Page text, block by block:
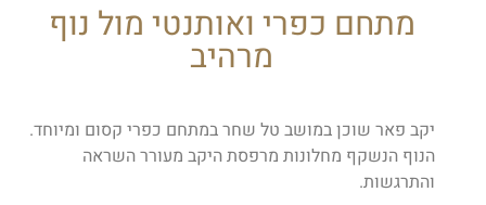
מתחם כפרי ואותנטי מול נוף
מרהיב
יקב פאר שוכן במושב טל שחר במתחם כפרי קסום ומיוחד.
הנוף הנשקף מחלונות מרפסת היקב מעורר השראה
והתרגשות.